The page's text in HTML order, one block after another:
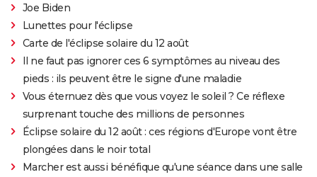
Joe Biden
Lunettes pour l'éclipse
Carte de l'éclipse solaire du 12 août
Il ne faut pas ignorer ces 6 symptômes au niveau des
pieds : ils peuvent être le signe d'une maladie
Vous éternuez dès que vous voyez le soleil ? Ce réflexe
surprenant touche des millions de personnes
Éclipse solaire du 12 août : ces régions d'Europe vont être
plongées dans le noir total
Marcher est aussi bénéfique qu'une séance dans une salle